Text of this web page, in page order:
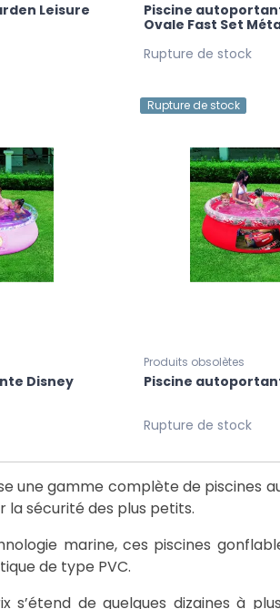
Leisure
Piscine
Ovale Fast Set
Rupture de stock
Disney
Rupture de stock
Produits obsolètes
Piscine
Rupture de stock
une gamme complète de
la sécurité des plus petits.
marine, ces piscines
de type PVC.
s’étend de quelques dizaines à